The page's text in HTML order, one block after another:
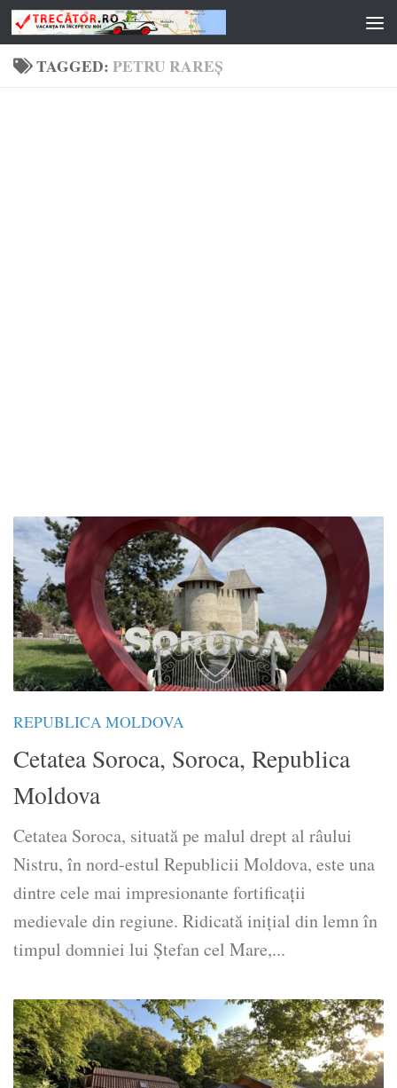
Skip to content
TAGGED:PETRU RAREȘ
REPUBLICA MOLDOVA
Cetatea Soroca, Soroca, Republica
Moldova
Cetatea Soroca, situată pe malul drept al râului
Nistru, în nord-estul Republicii Moldova, este una
dintre cele mai impresionante fortificații
medievale din regiune. Ridicată inițial din lemn în
timpul domniei lui Ștefan cel Mare,...